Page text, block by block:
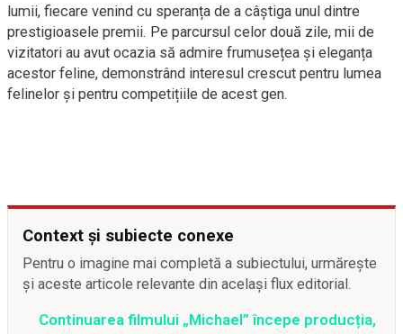
lumii, fiecare venind cu speranța de a câștiga unul dintre
prestigioasele premii. Pe parcursul celor două zile, mii de
vizitatori au avut ocazia să admire frumusețea și eleganța
acestor feline, demonstrând interesul crescut pentru lumea
felinelor și pentru competițiile de acest gen.
Context și subiecte conexe
Pentru o imagine mai completă a subiectului, urmărește
și aceste articole relevante din același flux editorial.
Continuarea filmului „Michael” începe producția,